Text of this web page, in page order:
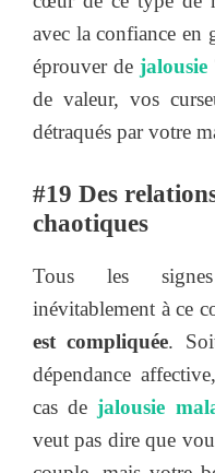
avec la confiance en
éprouver de jalousie
de valeur, vos
détraqués par votre
#19 Des
chaotiques
Tous les signes
inévitablement à ce
est compliquée.
dépendance
cas dejalousie
veut pas dire que